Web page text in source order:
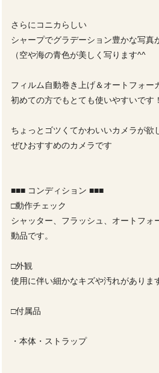
さらにコニカらしい
シャープでグラデーション豊かな写真
（空や海の青色が美しく写ります^^
フィルム自動巻き上げ＆オートフォー
初めての方でもとても使いやすいです！
ちょっとゴツくてかわいいカメラが欲
ぜひおすすめのカメラです
■■■ コンディション ■■■
□動作チェック
シャッター、フラッシュ、オートフォ
動品です。
□外観
使用に伴い細かなキズや汚れがありま
□付属品
・本体・ストラップ